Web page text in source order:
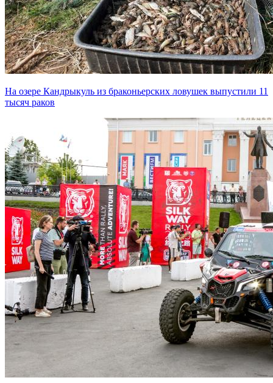
На озере Кандрыкуль из браконьерских ловушек выпустили 11
тысяч раков